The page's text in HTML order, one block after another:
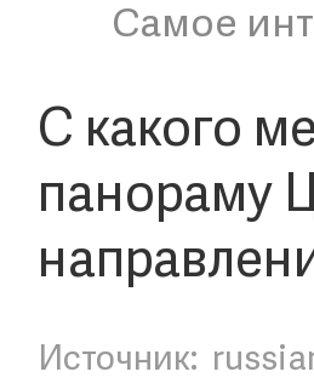
Самое
С какого
панораму
Источник: